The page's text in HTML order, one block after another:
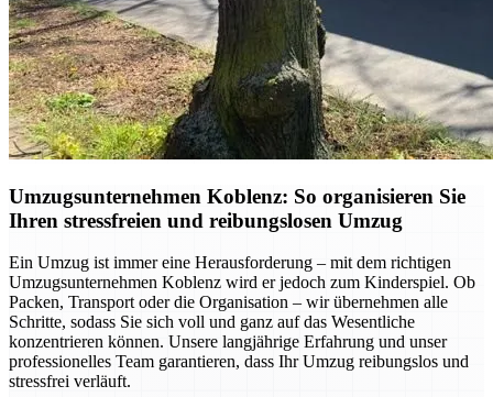
Umzugsunternehmen Koblenz: So organisieren Sie
Ihren stressfreien und reibungslosen Umzug
Ein Umzug ist immer eine Herausforderung – mit dem richtigen
Umzugsunternehmen Koblenz wird er jedoch zum Kinderspiel. Ob
Packen, Transport oder die Organisation – wir übernehmen alle
Schritte, sodass Sie sich voll und ganz auf das Wesentliche
konzentrieren können. Unsere langjährige Erfahrung und unser
professionelles Team garantieren, dass Ihr Umzug reibungslos und
stressfrei verläuft.